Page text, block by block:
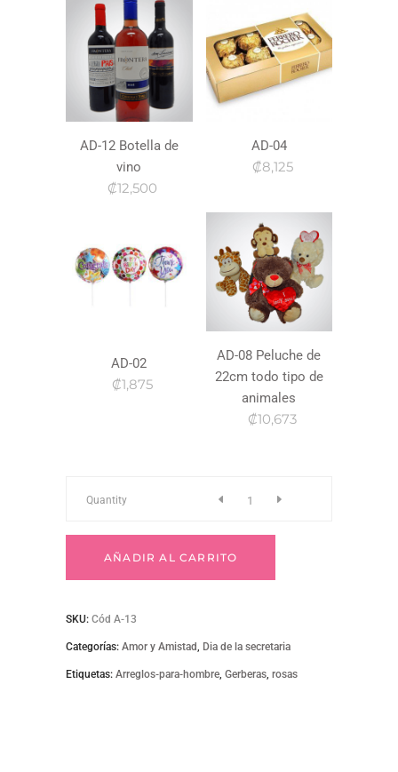
AD-12 Botella de
vino
₡12,500
AD-04
₡8,125
AD-02
₡1,875
AD-08 Peluche de
22cm todo tipo de
animales
₡10,673
A-
Quantity
AÑADIR AL CARRITO
SKU: Cód A-13
Categorías: Amor y Amistad, Dia de la secretaria
Etiquetas: Arreglos-para-hombre, Gerberas, rosas